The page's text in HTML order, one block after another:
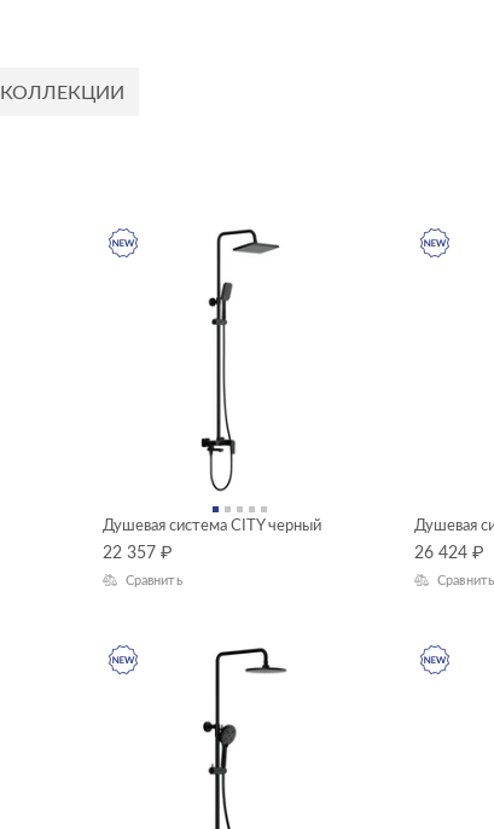
КОЛЛЕКЦИИ
Душевая система CITY черный
22 357 ₽
Сравнить
Душевая
26 424 ₽
Сравнить